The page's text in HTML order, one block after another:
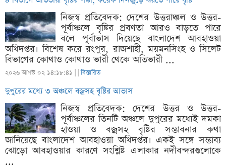
নিজস্ব প্রতিবেদক: দেশের উত্তরাঞ্চল ও উত্তর-
পূর্বাঞ্চলে বৃষ্টির প্রবণতা আরও বাড়তে পারে
বলে পূর্বাভাস দিয়েছে বাংলাদেশ আবহাওয়া
অধিদপ্তর। বিশেষ করে রংপুর, রাজশাহী, ময়মনসিংহ ও সিলেট
বিভাগের কোথাও কোথাও ভারী থেকে অতিভারী ...
২০২৬ আগস্ট ০২ ১৪:১৮:৪১ | |বিস্তারিত
দুপুরের মধ্যে ৩ অঞ্চলে বজ্রসহ বৃষ্টির আভাস
নিজস্ব প্রতিবেদক: দেশের উত্তর ও উত্তর-
পূর্বাঞ্চলের তিনটি অঞ্চলে দুপুরের মধ্যেই দমকা
হাওয়া ও বজ্রসহ বৃষ্টির সম্ভাবনার কথা
জানিয়েছে বাংলাদেশ আবহাওয়া অধিদপ্তর। একই সঙ্গে সম্ভাব্য
ঝোড়ো আবহাওয়ার কারণে সংশ্লিষ্ট এলাকার নদীবন্দরগুলোকে
...